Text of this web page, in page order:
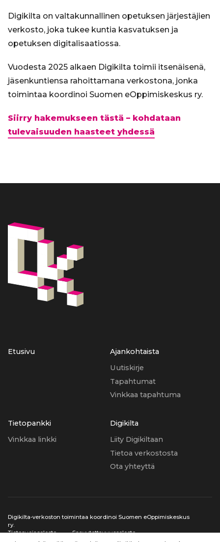
Digikilta on valtakunnallinen opetuksen järjestäjien
verkosto, joka tukee kuntia kasvatuksen ja
opetuksen digitalisaatiossa.
Vuodesta 2025 alkaen Digikilta toimii itsenäisenä,
jäsenkuntiensa rahoittamana verkostona, jonka
toimintaa koordinoi Suomen eOppimiskeskus ry.
Siirry hakemukseen tästä – kohdataan
tulevaisuuden haasteet yhdessä
Etusivu
Ajankohtaista
Uutiskirje
Tapahtumat
Vinkkaa tapahtuma
Tietopankki
Vinkkaa linkki
Digikilta
Liity Digikiltaan
Tietoa verkostosta
Ota yhteyttä
Digikilta-verkoston toimintaa koordinoi Suomen eOppimiskeskus
ry.
Tietosuojaseloste
Saavutettavuusseloste